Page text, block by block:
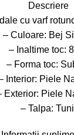
Descriere
cu varf
– Culoare: Bej
– Inaltime toc:
– Forma toc:
Interior: Piele
Exterior: Piele
– Talpa: